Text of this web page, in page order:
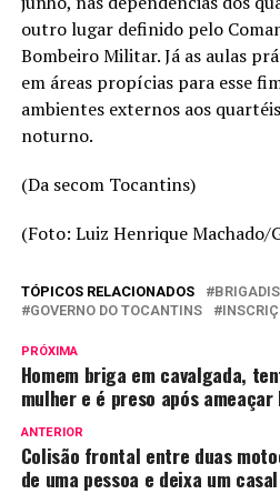
outro lugar definido pelo
Bombeiro Militar. Já as aulas
em áreas propícias para esse
ambientes externos aos
noturno.
(Da secom Tocantins)
(Foto: Luiz Henrique Machado/
TÓPICOS RELACIONADOS
GOVERNO DO TOCANTINS
PRÓXIMA
Homem briga em cavalgada,
mulher e é preso após
ANTERIOR
Colisão frontal entre duas
de uma pessoa e deixa um